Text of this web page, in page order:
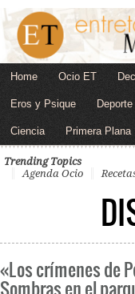
Home Ocio ET
Eros y Psique
Ciencia Primera Plana
Trending Topics
Agenda Ocio
«Los crímenes de
Sombras en el